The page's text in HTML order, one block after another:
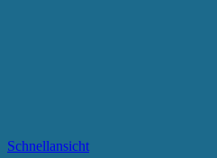
Schnellansicht